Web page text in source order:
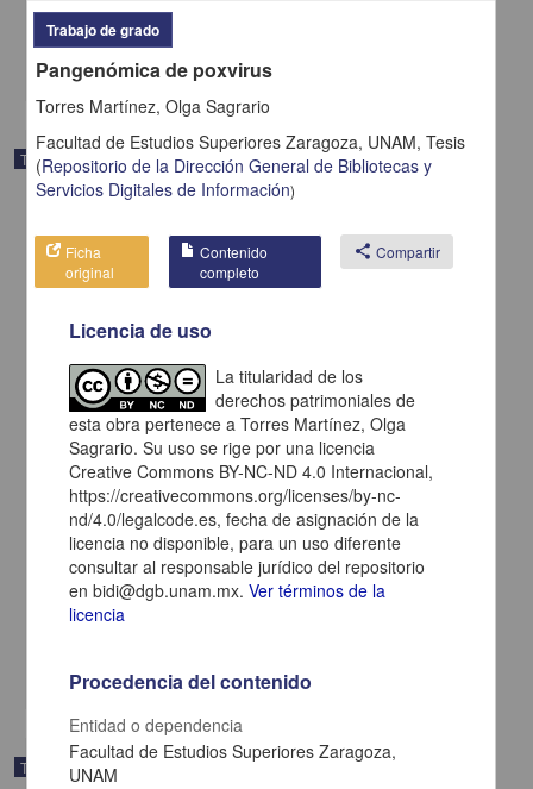
Medicina y Ciencias de la Salud
Trabajo de grado
"Identificar la relación que existe entre la inteligencia emocional y la
adicción a las redes sociales en adolescentes entre 12 a 15 años
de la Escuela Secundaria Técnica No. 174 "Ignacio Manuel
Altamirano", en la zona de Ecatepec"
Hernández Heras, Johana
Trabajo de grado
Trabajo de grado
Pangenómica de poxvirus
Torres Martínez, Olga Sagrario
Facultad de Estudios Superiores Zaragoza, UNAM, Tesis
(Repositorio de la Dirección General de Bibliotecas y
Servicios Digitales de Información)
Ficha
original
Contenido
completo
share Compartir
Licencia de uso
La titularidad de los
derechos patrimoniales de
esta obra pertenece a Torres Martínez, Olga
Sagrario. Su uso se rige por una licencia
Creative Commons BY-NC-ND 4.0 Internacional,
https://creativecommons.org/licenses/by-nc-
nd/4.0/legalcode.es, fecha de asignación de la
licencia no disponible, para un uso diferente
consultar al responsable jurídico del repositorio
en bidi@dgb.unam.mx.Ver términos de la
licencia
Procedencia del contenido
Entidad o dependencia
Facultad de Estudios Superiores Zaragoza,
UNAM